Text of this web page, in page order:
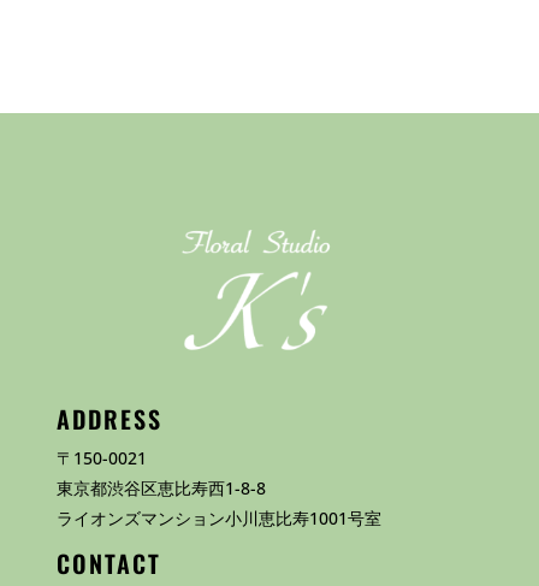
ADDRESS
〒150-0021
東京都渋谷区恵比寿西1-8-8
ライオンズマンション小川恵比寿1001号室
CONTACT